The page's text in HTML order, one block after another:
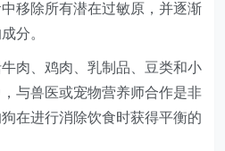
移除所有潜在过敏原，并逐渐
分。
肉、鸡肉、乳制品、豆类和小
与兽医或宠物营养师合作是非
在进行消除饮食时获得平衡的